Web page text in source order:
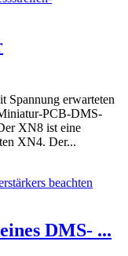
Spannung erwarteten
PCB-DMS-
XN8 ist eine
XN4. Der...
DMS- ...